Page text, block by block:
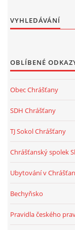
VYHLEDÁVÁNÍ
OBLÍBENÉ
Obec Chrášťany
SDH Chrášťany
TJ Sokol Chrášťany
Chrášťanský spolek
Ubytování v
Bechyňsko
Pravidla českého